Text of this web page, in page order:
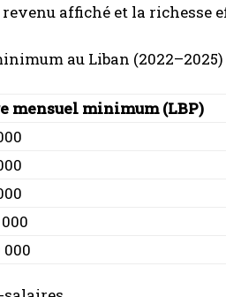
affiché et la richesse
au Liban (2022–2025)
mensuel minimum (LBP)
000